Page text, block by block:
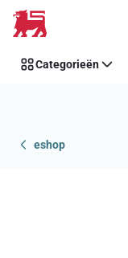
Overslaan
Categorieën
eshop